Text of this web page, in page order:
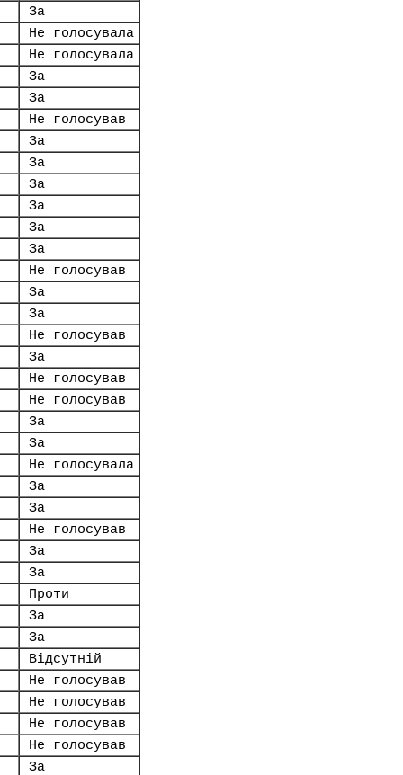
За
Не голосувала
Не голосувала
За
За
Не голосував
За
За
За
За
За
За
Не голосував
За
За
Не голосував
За
Не голосував
Не голосував
За
За
Не голосувала
За
За
Не голосував
За
За
Проти
За
За
Відсутній
Не голосував
Не голосував
Не голосував
Не голосував
За